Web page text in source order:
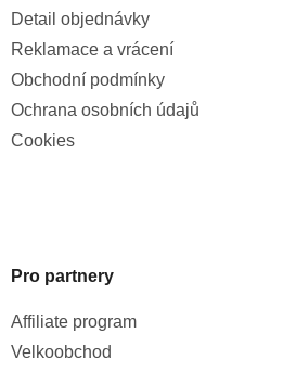
Detail objednávky
Reklamace a vrácení
Obchodní podmínky
Ochrana osobních údajů
Cookies
Pro partnery
Affiliate program
Velkoobchod